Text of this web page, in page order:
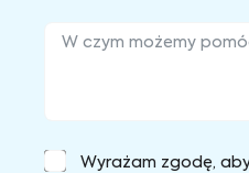
Wyrażam zgodę,